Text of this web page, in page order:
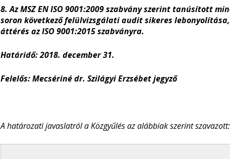
8. Az MSZ EN ISO 9001:2009 szabvány szerint tanúsított
soron következő felülvizsgálati audit sikeres
áttérés az ISO 9001:2015 szabványra.
Határidő: 2018. december 31.
Felelős: Mecsériné dr. Szilágyi Erzsébet jegyző
A határozati javaslatról a Közgyűlés az alábbiak szerint szavazott: